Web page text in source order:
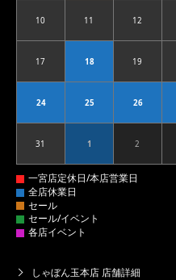
102026.08.10 112026.08.11 122026.08.12
172026.08.17 182026.08.18 192026.08.19
242026.08.24 252026.08.25 262026.08.26
312026.08.31 12026.09.01 22026.09.02
しゃぼん玉本店 店舗詳細